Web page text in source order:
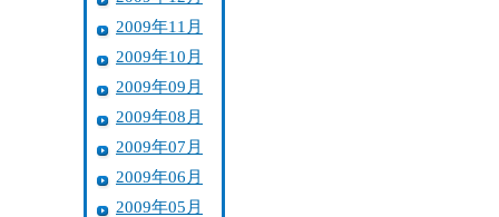
2009年11月
2009年10月
2009年09月
2009年08月
2009年07月
2009年06月
2009年05月